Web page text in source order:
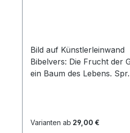
Bild auf Künstlerleinwand Mit dem
Bibelvers: Die Frucht der
ein Baum des Lebens.
Zuschlag für Sperrgut in
Varianten ab 29,00 €